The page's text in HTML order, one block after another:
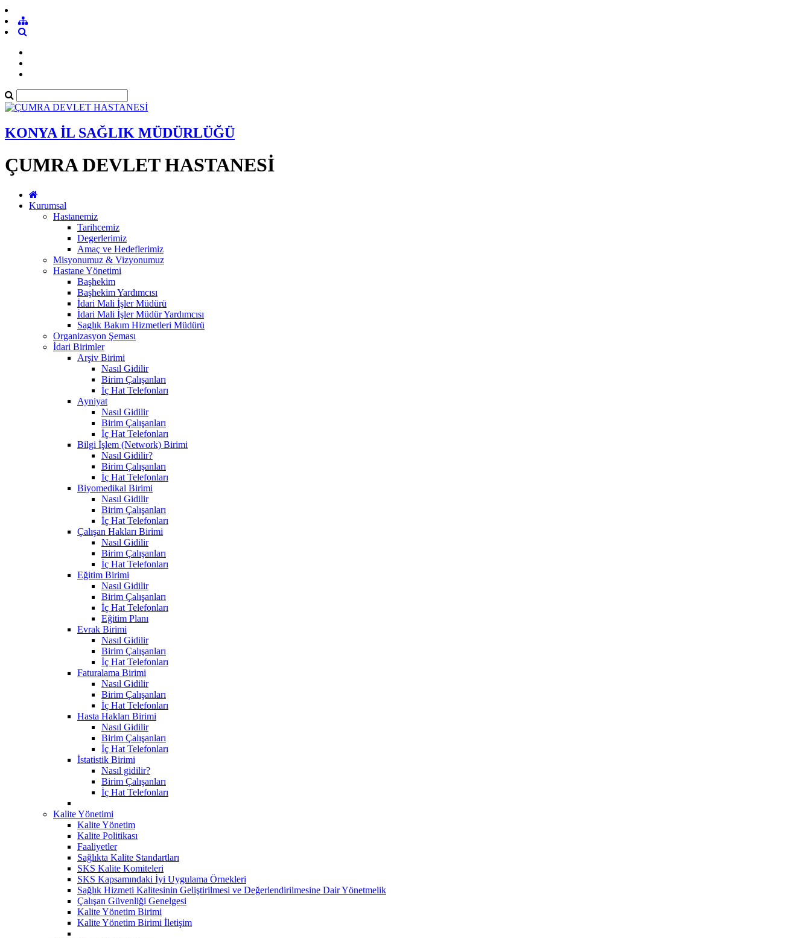
KONYA İL SAĞLIK MÜDÜRLÜĞÜ
ÇUMRA DEVLET HASTANESİ
Kurumsal
Hastanemiz
Tarihcemiz
Degerlerimiz
Amaç ve Hedeflerimiz
Misyonumuz & Vizyonumuz
Hastane Yönetimi
Başhekim
Başhekim Yardımcısı
İdari Mali İşler Müdürü
İdari Mali İşler Müdür Yardımcısı
Saglık Bakım Hizmetleri Müdürü
Organizasyon Şeması
İdari Birimler
Arşiv Birimi
Nasıl Gidilir
Birim Çalışanları
İç Hat Telefonları
Ayniyat
Nasıl Gidilir
Birim Çalışanları
İç Hat Telefonları
Bilgi İşlem (Network) Birimi
Nasıl Gidilir?
Birim Çalışanları
İç Hat Telefonları
Biyomedikal Birimi
Nasıl Gidilir
Birim Çalışanları
İç Hat Telefonları
Çalışan Hakları Birimi
Nasıl Gidilir
Birim Çalışanları
İç Hat Telefonları
Eğitim Birimi
Nasıl Gidilir
Birim Çalışanları
İç Hat Telefonları
Eğitim Planı
Evrak Birimi
Nasıl Gidilir
Birim Çalışanları
İç Hat Telefonları
Faturalama Birimi
Nasıl Gidilir
Birim Çalışanları
İç Hat Telefonları
Hasta Hakları Birimi
Nasıl Gidilir
Birim Çalışanları
İç Hat Telefonları
İstatistik Birimi
Nasıl gidilir?
Birim Çalışanları
İç Hat Telefonları
Kalite Yönetimi
Kalite Yönetim
Kalite Politikası
Faaliyetler
Sağlıkta Kalite Standartları
SKS Kalite Komiteleri
SKS Kapsamındaki İyi Uygulama Örnekleri
Sağlık Hizmeti Kalitesinin Geliştirilmesi ve Değerlendirilmesine Dair Yönetmelik
Çalışan Güvenliği Genelgesi
Kalite Yönetim Birimi
Kalite Yönetim Birimi İletişim